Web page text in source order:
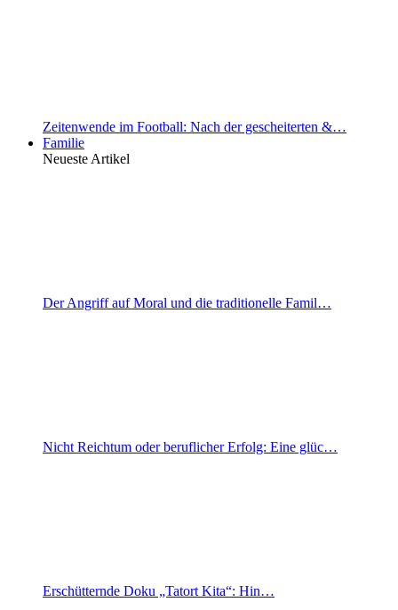
Zeitenwende im Football: Nach der gescheiterten &…
Familie
Neueste Artikel
Der Angriff auf Moral und die traditionelle Famil…
Nicht Reichtum oder beruflicher Erfolg: Eine glüc…
Erschütternde Doku „Tatort Kita“: Hin…